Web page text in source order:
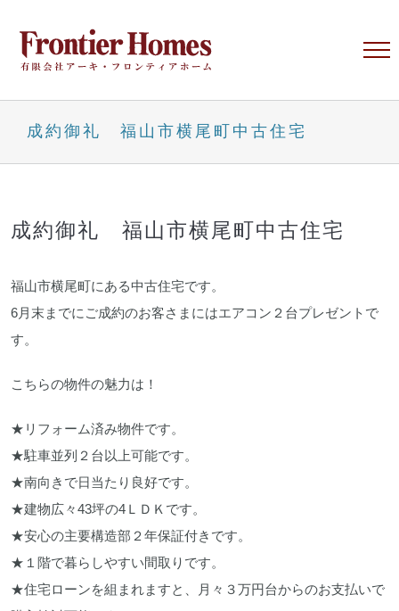
content
成約御礼 福山市横尾町中古住宅
成約御礼 福山市横尾町中古住宅
福山市横尾町にある中古住宅です。
6月末までにご成約のお客さまにはエアコン２台プレゼントで
す。
こちらの物件の魅力は！
★リフォーム済み物件です。
★駐車並列２台以上可能です。
★南向きで日当たり良好です。
★建物広々43坪の4ＬＤＫです。
★安心の主要構造部２年保証付きです。
★１階で暮らしやすい間取りです。
★住宅ローンを組まれますと、月々３万円台からのお支払いで